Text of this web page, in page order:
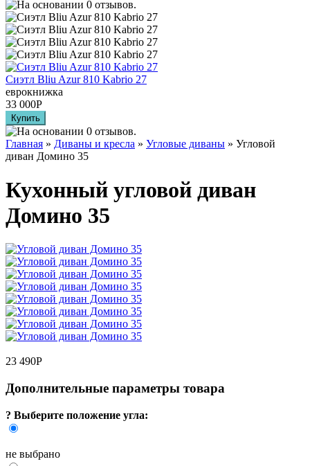
Сиэтл Bliu Azur 810 Kabrio 27
еврокнижка
33 000Р
Главная » Диваны и кресла » Угловые диваны » Угловой
диван Домино 35
Кухонный угловой диван
Домино 35
23 490Р
Дополнительные параметры товара
? Выберите положение угла:
не выбрано